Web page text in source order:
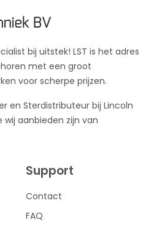
bij uitstek! LST is het adres
met een groot
voor scherpe prijzen.
en Sterdistributeur bij Lincoln
aanbieden zijn van
Support
Contact
FAQ